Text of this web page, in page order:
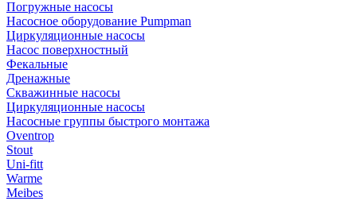
Погружные насосы
Насосное оборудование Pumpman
Циркуляционные насосы
Насос поверхностный
Фекальные
Дренажные
Скважинные насосы
Циркуляционные насосы
Насосные группы быстрого монтажа
Oventrop
Stout
Uni-fitt
Warme
Meibes